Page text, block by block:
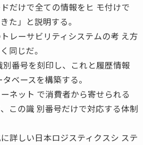
だけで全ての情報をヒ モ付けで
た」と説明する。
レーサビリティシステムの考 え方
同じだ。
番号を刻印し、これと履歴情報
ベースを構築する。
ネット で消費者から寄せられる
この識 別番号だけで対応する体制
詳しい日本ロジスティクスシ ステ